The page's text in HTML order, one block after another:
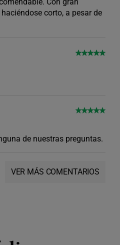
corto, a pesar de
de nuestras preguntas.
VER MÁS COMENTARIOS